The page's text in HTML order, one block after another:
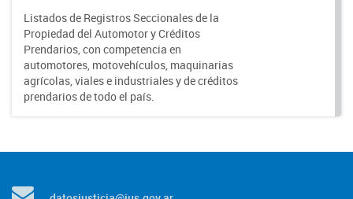
Listados de Registros Seccionales de la
Propiedad del Automotor y Créditos
Prendarios, con competencia en
automotores, motovehículos, maquinarias
agrícolas, viales e industriales y de créditos
prendarios de todo el país.